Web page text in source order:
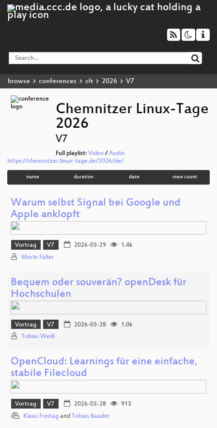
browse conferences clt 2026 V7
Chemnitzer Linux-Tage
2026
V7
Full playlist:Video /Audio
https://chemnitzer.linux-tage.de/2026/de/
name duration date view count
Warum selbst Signal bei Google und
Apple anklopft
Vortrag V7 2026-03-29
1.4k
Merle Fäller
Bequem oder souverän? openDesk für
Hochschulen
Vortrag V7 2026-03-28
1.0k
Tobias Weiß
OpenCloud: Learnings für eine einfache,
stabile Filecloud
Vortrag V7 2026-03-28
913
Klaas Freitag and Tobias Baader